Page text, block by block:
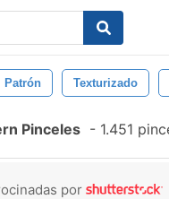
Patrón Texturizado
Pinceles - 1.451
por